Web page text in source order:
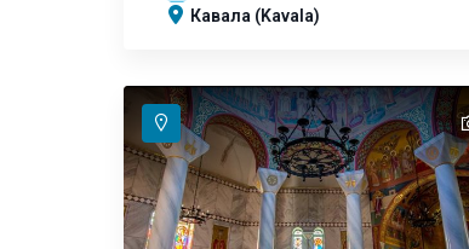
Кавала (Kavala)